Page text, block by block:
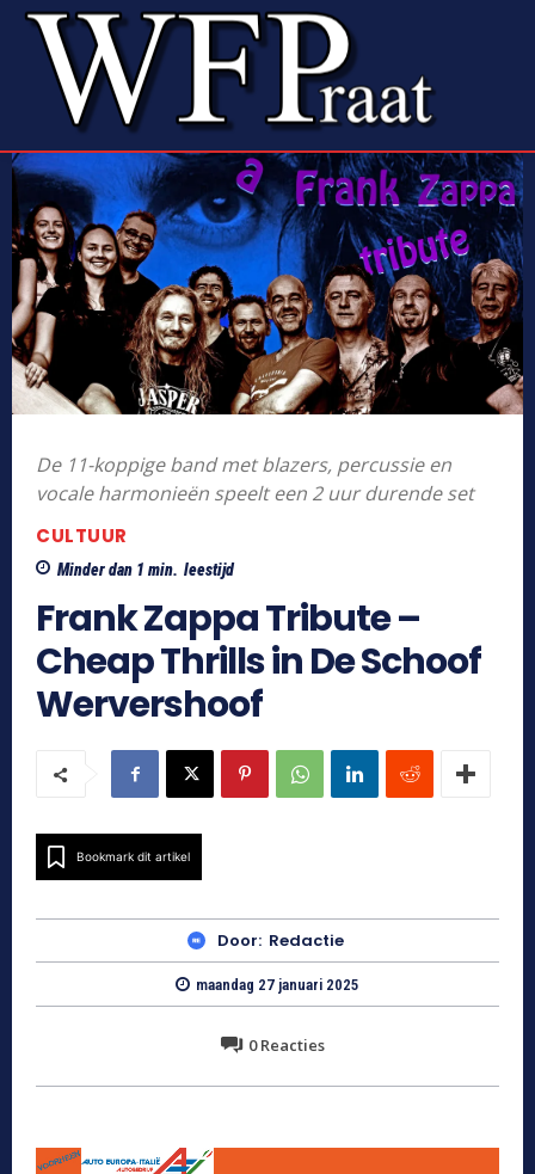
De 11-koppige band met blazers, percussie en
vocale harmonieën speelt een 2 uur durende set
CULTUUR
Minder dan 1 min. leestijd
Frank Zappa Tribute –
Cheap Thrills in De Schoof
Wervershoof
Bookmark dit artikel
Door: Redactie
maandag 27 januari 2025
0Reacties